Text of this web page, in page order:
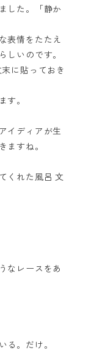
した。「静か
表情をたたえ
しいのです。
に貼っておき
す。
イディアが生
ますね。
くれた風呂 文
なレースをあ
る。だけ。